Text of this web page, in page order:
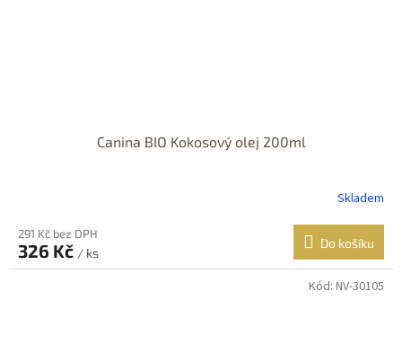
Canina BIO Kokosový olej 200ml
Skladem
291 Kč bez DPH
326 Kč / ks
Do košíku
Kód: NV-30105